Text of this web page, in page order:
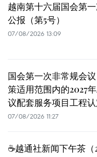
越南第十六届国会第
公报（第5号）
07/08/2026 13:09
国会第一次非常规会
策适用范围内的2027
议配套服务项目工程
07/08/2026 11:27
☕️越通社新闻下午茶（